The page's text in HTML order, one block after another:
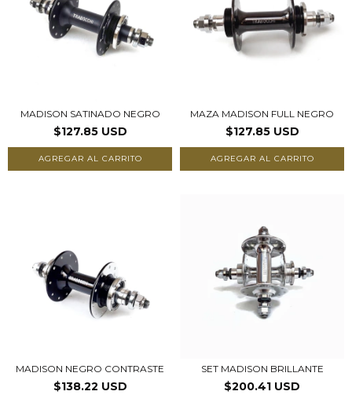
MADISON SATINADO NEGRO
$127.85 USD
AGREGAR AL CARRITO
MAZA MADISON FULL NEGRO
$127.85 USD
AGREGAR AL CARRITO
MADISON NEGRO CONTRASTE
$138.22 USD
SET MADISON BRILLANTE
$200.41 USD